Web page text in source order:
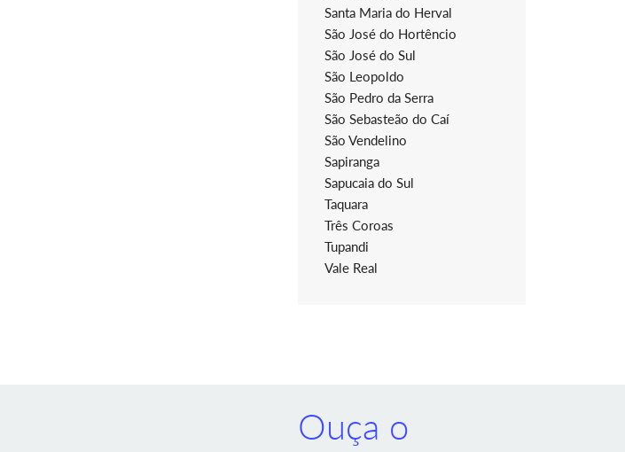
Santa Maria do Herval
São José do Hortêncio
São José do Sul
São Leopoldo
São Pedro da Serra
São Sebasteão do Caí
São Vendelino
Sapiranga
Sapucaia do Sul
Taquara
Três Coroas
Tupandi
Vale Real
Ouça o